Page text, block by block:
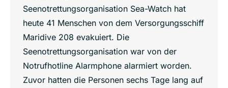
Seenotrettungsorganisation Sea-Watch hat
heute 41 Menschen von dem Versorgungsschiff
Maridive 208 evakuiert. Die
Seenotrettungsorganisation war von der
Notrufhotline Alarmphone alarmiert worden.
Zuvor hatten die Personen sechs Tage lang auf